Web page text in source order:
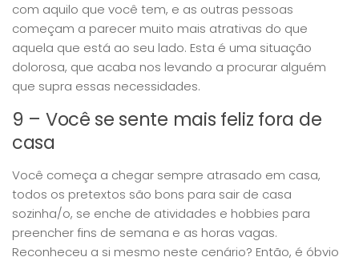
com aquilo que você tem, e as outras pessoas
começam a parecer muito mais atrativas do que
aquela que está ao seu lado. Esta é uma situação
dolorosa, que acaba nos levando a procurar alguém
que supra essas necessidades.
9 – Você se sente mais feliz fora de
casa
Você começa a chegar sempre atrasado em casa,
todos os pretextos são bons para sair de casa
sozinha/o, se enche de atividades e hobbies para
preencher fins de semana e as horas vagas.
Reconheceu a si mesmo neste cenário? Então, é óbvio